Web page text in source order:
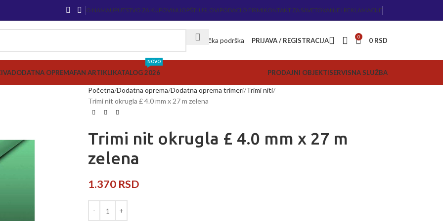
O NAMAUPUTSTVO ZA KUPOVINUOPŠTI USLOVIPODACI O FIRMIKONTAKT ZA SAVETOVANJE I REKLAMACIJE
Korisnička podrška PRIJAVA / REGISTRACIJA 0 0 RSD
DODATNA OPREMAFAN ARTIKLIKATALOG 2026
NOVO
PRODAJNI OBJEKTISERVISNA SLUŽBA
Početna Dodatna oprema Dodatna oprema trimeri Trimi niti
Trimi nit okrugla £ 4.0 mm x 27 m zelena
Trimi nit okrugla £ 4.0 mm x 27 m
zelena
1.370 RSD